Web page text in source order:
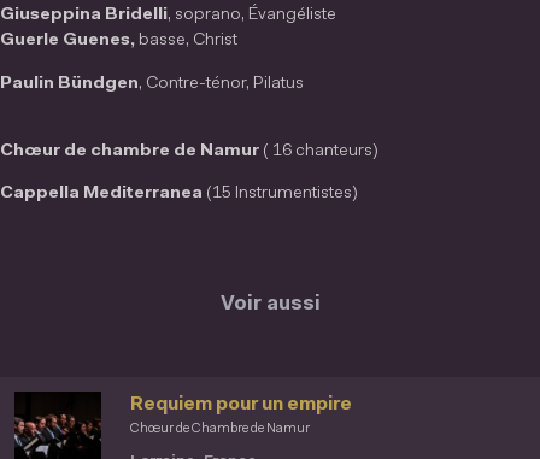
Giuseppina Bridelli, soprano, Évangéliste
Guerle Guenes, basse, Christ
Paulin Bündgen, Contre-ténor, Pilatus
Chœur de chambre de Namur ( 16 chanteurs)
Cappella Mediterranea (15 Instrumentistes)
Voir aussi
Chœur de Chambre de Namur
Requiem pour un empire